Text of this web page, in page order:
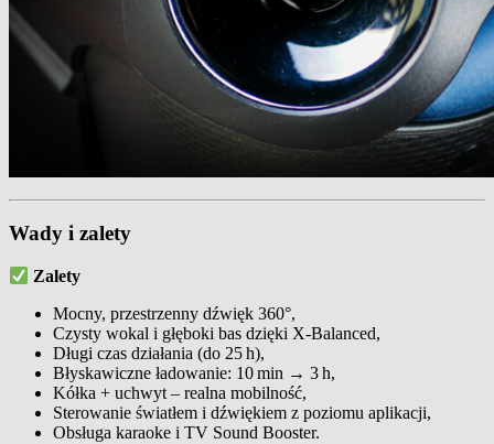
Wady i zalety
Zalety
Mocny, przestrzenny dźwięk 360°,
Czysty wokal i głęboki bas dzięki X‑Balanced,
Długi czas działania (do 25 h),
Błyskawiczne ładowanie: 10 min → 3 h,
Kółka + uchwyt – realna mobilność,
Sterowanie światłem i dźwiękiem z poziomu aplikacji,
Obsługa karaoke i TV Sound Booster.